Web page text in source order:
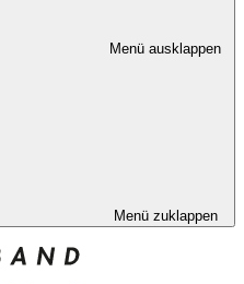
Menü ausklappen
Menü zuklappen